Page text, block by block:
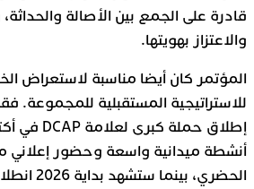
قادرة على الجمع بين الأصالة
والاعتزاز بهويتها.
المؤتمر كان أيضا مناسبة لاستعراض
للاستراتيجية المستقبلية للمجموعة.
أنشطة ميدانية واسعة وحضور إعلاني
الحضري،